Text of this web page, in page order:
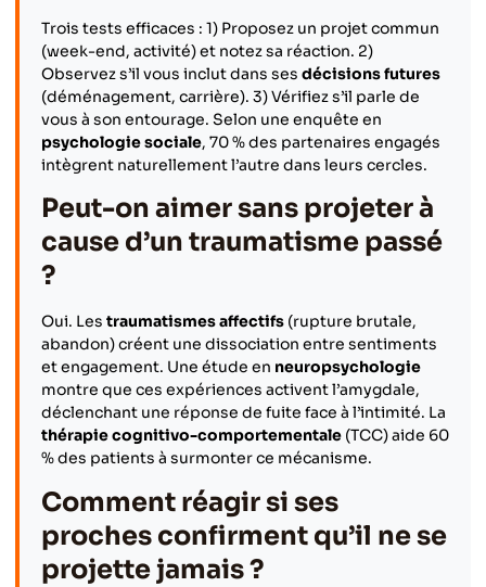
Trois tests efficaces : 1) Proposez un projet commun
(week-end, activité) et notez sa réaction. 2)
Observez s’il vous inclut dans ses décisions futures
(déménagement, carrière). 3) Vérifiez s’il parle de
vous à son entourage. Selon une enquête en
psychologie sociale, 70 % des partenaires engagés
intègrent naturellement l’autre dans leurs cercles.
Peut-on aimer sans projeter à
cause d’un traumatisme passé
?
Oui. Les traumatismes affectifs (rupture brutale,
abandon) créent une dissociation entre sentiments
et engagement. Une étude en neuropsychologie
montre que ces expériences activent l’amygdale,
déclenchant une réponse de fuite face à l’intimité. La
thérapie cognitivo-comportementale (TCC) aide 60
% des patients à surmonter ce mécanisme.
Comment réagir si ses
proches confirment qu’il ne se
projette jamais ?